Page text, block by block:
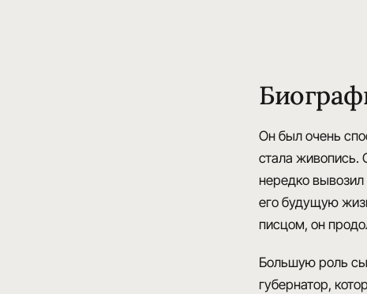
Он был очень
стала
нередко
его будущую
писцом, он
Большую роль
губернатор,